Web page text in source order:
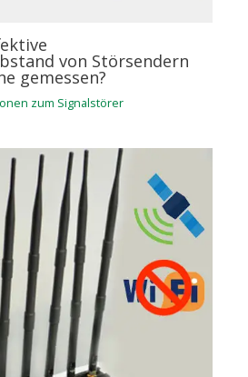
von Störsendern
gemessen?
zum Signalstörer